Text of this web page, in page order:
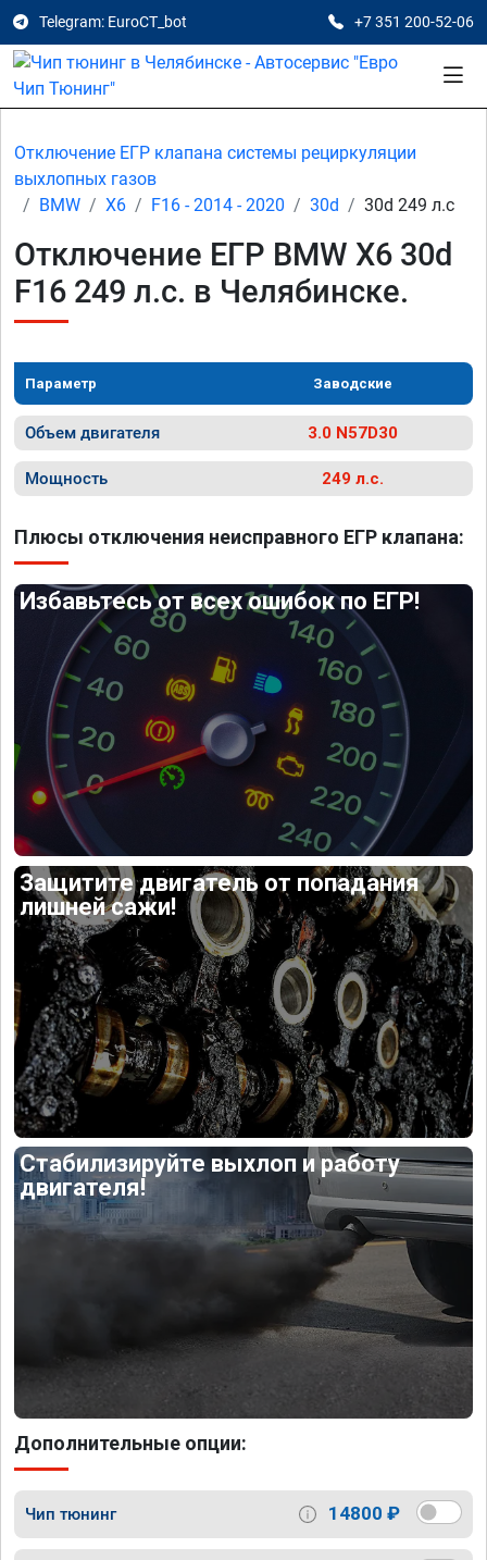
Telegram: EuroCT_bot +7 351 200-52-06
Отключение ЕГР клапана системы рециркуляции
выхлопных газов
BMW
X6 F16 - 2014 - 2020 30d 30d 249 л.с
Отключение ЕГР BMW X6 30d
F16 249 л.с. в Челябинске.
Параметр Заводские
Объем двигателя 3.0 N57D30
Мощность 249 л.с.
Плюсы отключения неисправного ЕГР клапана:
Избавьтесь от всех ошибок по ЕГР!
Защитите двигатель от попадания
лишней сажи!
Стабилизируйте выхлоп и работу
двигателя!
Дополнительные опции:
Чип тюнинг 14800 ₽